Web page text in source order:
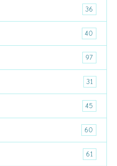
36
40
97
31
45
60
61